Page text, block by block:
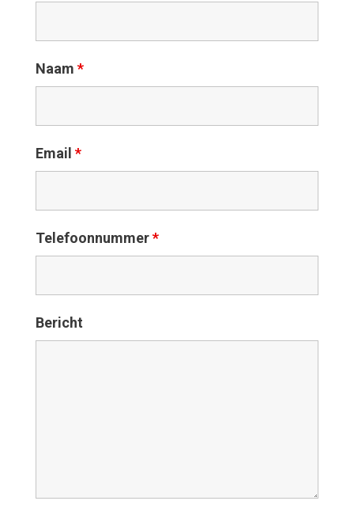
Naam *
Email *
Telefoonnummer*
Bericht